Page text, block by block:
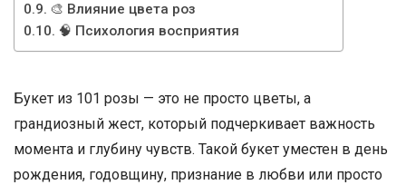
🎨 Влияние цвета роз
🧠 Психология восприятия
Букет из 101 розы — это не просто цветы, а
грандиозный жест, который подчеркивает важность
момента и глубину чувств. Такой букет уместен в день
рождения, годовщину, признание в любви или просто